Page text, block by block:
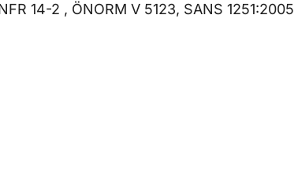
14-2 , ÖNORM V 5123, SANS 1251:2005